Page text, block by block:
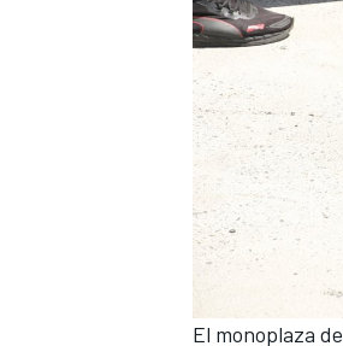
El monoplaza